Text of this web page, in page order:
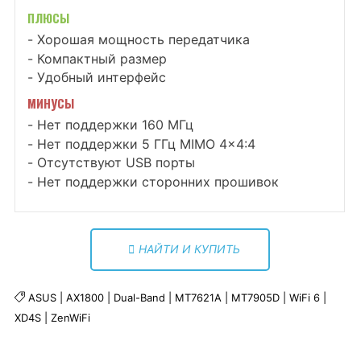
ПЛЮСЫ
Хорошая мощность передатчика
Компактный размер
Удобный интерфейс
МИНУСЫ
Нет поддержки 160 МГц
Нет поддержки 5 ГГц MIMO 4x4:4
Отсутствуют USB порты
Нет поддержки сторонних прошивок
НАЙТИ И КУПИТЬ
ASUS |AX1800 Dual-Band MT7621A MT7905D |WiFi 6
XD4S |ZenWiFi